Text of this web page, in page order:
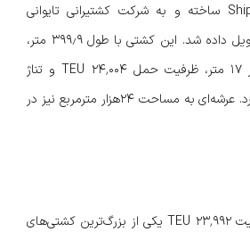
Shipbuilding Corporation ساخته و به شرکت کشتیرانی تایوانی
Evergreen Marine تحویل داده شد. این کشتی با طول ۳۹۹٫۹ متر،
عرض ۶۱٫۵ متر و آبخور ۱۷ متر، ظرفیت حمل ۲۴٬۰۰۴ TEU و تناژ
ناخالص ۲۳۶٬۲۲۸ تن دارد. عرشه‌ای به مساحت ۲۴هزار مترمربع نیز در
کشتی Ever Ace با ظرفیت ۲۳٬۹۹۲ TEU یکی از بزرگ‌ترین کشتی‌های